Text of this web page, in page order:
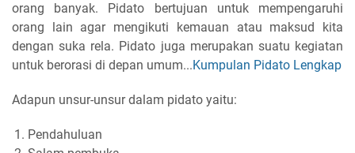
orang banyak. Pidato bertujuan untuk mempengaruhi
orang lain agar mengikuti kemauan atau maksud kita
dengan suka rela. Pidato juga merupakan suatu kegiatan
untuk berorasi di depan umum...Kumpulan Pidato Lengkap
Adapun unsur-unsur dalam pidato yaitu:
Pendahuluan